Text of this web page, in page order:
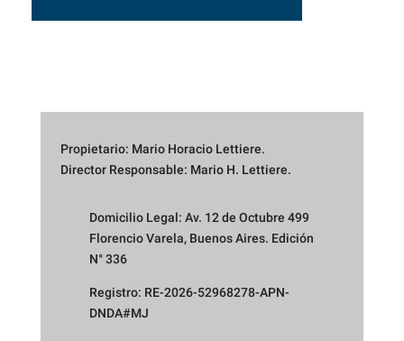
Propietario: Mario Horacio Lettiere.
Director Responsable: Mario H. Lettiere.
Domicilio Legal: Av. 12 de Octubre 499
Florencio Varela, Buenos Aires. Edición
N° 336
Registro: RE-2026-52968278-APN-
DNDA#MJ